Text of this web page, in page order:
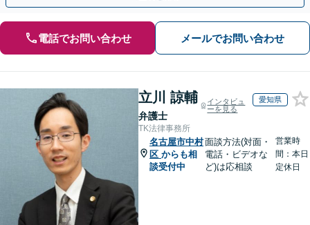
電話でお問い合わせ メールでお問い合わせ
立川 諒輔
弁護士
インタビュ
ーを見る
愛知県
TK法律事務所
名古屋市中村
区 からも相
談受付中
面談方法(対面・
電話・ビデオな
ど)は応相談
営業時
間：本日
定休日